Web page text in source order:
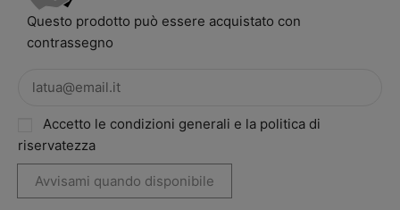
Questo prodotto può essere acquistato con
contrassegno
Accetto le condizioni generali e la politica di
riservatezza